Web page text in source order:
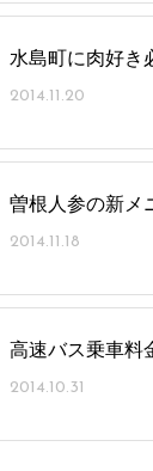
水島町に肉好き
2014.11.20
曽根人参の新メ
2014.11.18
高速バス乗車料
2014.10.31